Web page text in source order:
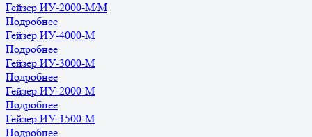
Гейзер ИУ-2000-М/М
Подробнее
Гейзер ИУ-4000-М
Подробнее
Гейзер ИУ-3000-М
Подробнее
Гейзер ИУ-2000-М
Подробнее
Гейзер ИУ-1500-М
Подробнее